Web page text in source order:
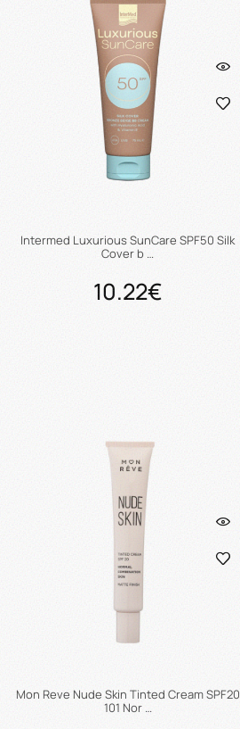
Intermed Luxurious SunCare SPF50 Silk
Cover b …
10.22€
Προσθήκη στο καλάθι
Mon Reve Nude Skin Tinted Cream SPF20
101 Nor …